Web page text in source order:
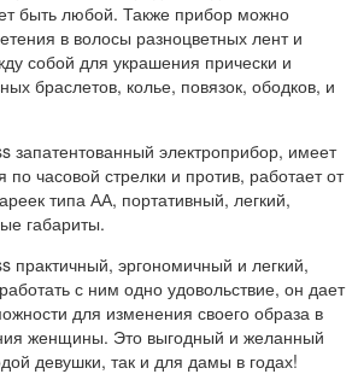
быть любой. Также прибор можно
в волосы разноцветных лент и
собой для украшения прически и
браслетов, колье, повязок, ободков, и
запатентованный электроприбор, имеет
часовой стрелки и против, работает от
типа АА, портативный, легкий,
габариты.
практичный, эргономичный и легкий,
с ним одно удовольствие, он дает
для изменения своего образа в
женщины. Это выгодный и желанный
девушки, так и для дамы в годах!